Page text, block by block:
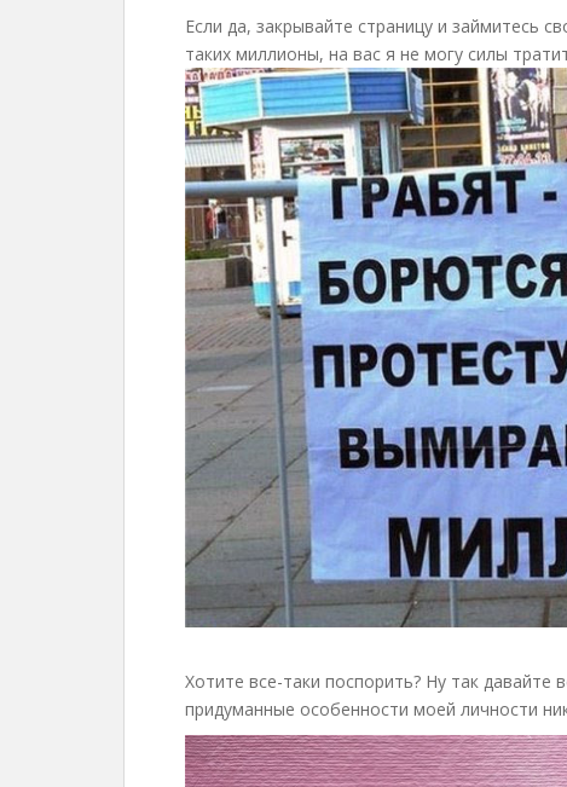
Если да, закрывайте страницу и займитесь
таких миллионы, на вас я не могу силы
Хотите все-таки поспорить? Ну так
придуманные особенности моей личности